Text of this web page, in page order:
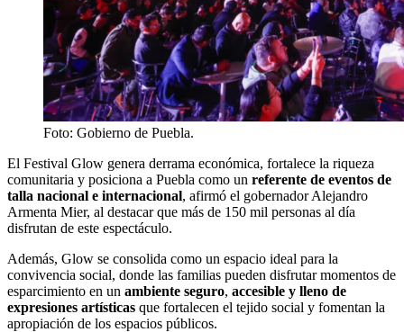
Foto: Gobierno de Puebla.
El Festival Glow genera derrama económica, fortalece la riqueza
comunitaria y posiciona a Puebla como un referente de eventos de
talla nacional e internacional, afirmó el gobernador Alejandro
Armenta Mier, al destacar que más de 150 mil personas al día
disfrutan de este espectáculo.
Además, Glow se consolida como un espacio ideal para la
convivencia social, donde las familias pueden disfrutar momentos de
esparcimiento en un ambiente seguro, accesible y lleno de
expresiones artísticas que fortalecen el tejido social y fomentan la
apropiación de los espacios públicos.